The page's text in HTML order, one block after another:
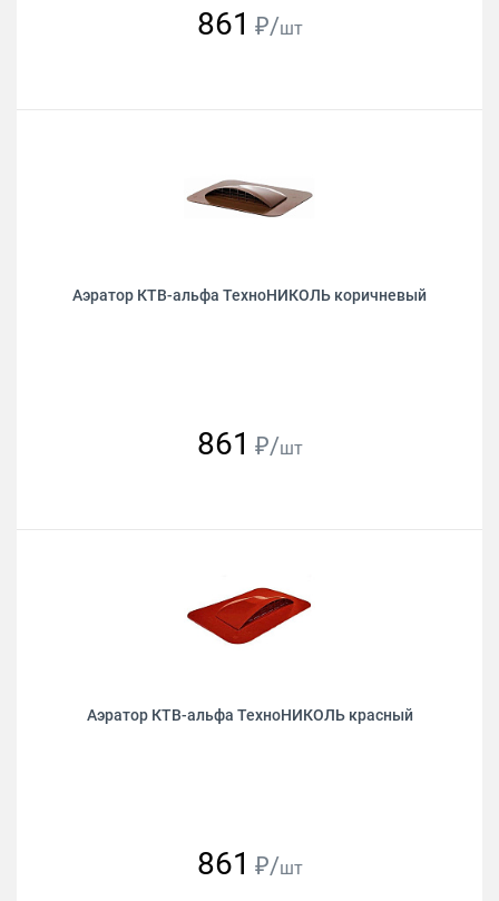
861 ₽/шт
Аэратор КТВ-альфа ТехноНИКОЛЬ коричневый
861 ₽/шт
Аэратор КТВ-альфа ТехноНИКОЛЬ красный
861 ₽/шт